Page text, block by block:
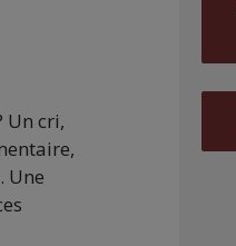
Un cri,
Une